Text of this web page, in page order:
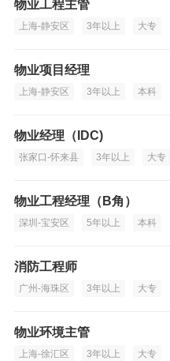
物业工程主管
上海-静安区 3年以上 大专
物业项目经理
上海-静安区 3年以上 本科
物业经理（IDC)
张家口-怀来县 3年以上 大专
物业工程经理（B角）
深圳-宝安区 5年以上 本科
消防工程师
广州-海珠区 3年以上 大专
物业环境主管
上海-徐汇区 3年以上 大专